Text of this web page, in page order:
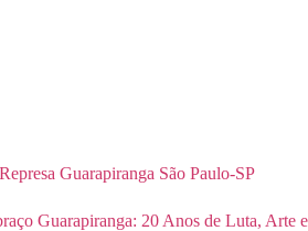
Guarapiranga: 20 Anos de Luta, Arte